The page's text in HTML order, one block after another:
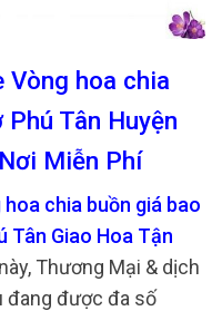
Vòng hoa chia
Tân Huyện
Miễn Phí
chia buồn giá bao
Tân Giao Hoa Tận
Thương Mại & dịch
đang được đa số